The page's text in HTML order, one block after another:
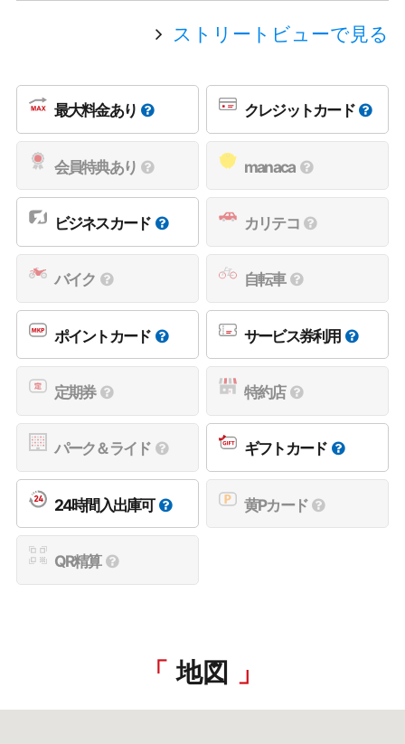
ストリートビューで見る
最大料金あり クレジットカード
会員特典あり manaca
ビジネスカード カリテコ
バイク 自転車
ポイントカード サービス券利用
定期券 特約店
パーク＆ライド ギフトカード
24時間入出庫可 黄Pカード
QR精算
地図